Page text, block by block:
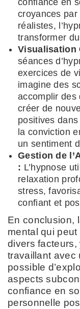
confiance en
croyances
réalistes,
transformer
Visualisation
séances
exercices de
imagine des
accomplir des
créer de
positives
la conviction
un sentiment
Gestion de
: L’hypnose
relaxation
stress,
confiant et
En conclusion,
mental qui
divers facteurs,
travaillant avec
possible
aspects
confiance en
personnelle